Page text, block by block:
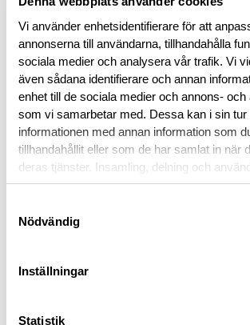
Vi använder enhetsidentifierare för att
annonserna till användarna, tillhandahålla
sociala medier och analysera vår trafik. Vi
även sådana identifierare och annan
enhet till de sociala medier och annons- och
som vi samarbetar med. Dessa kan i sin tur
informationen med annan information som
tillhandahållit eller som de har samlat in när
deras tjänster. Insamling, delning och
personuppgifter kan användas för
Nödvändig
Inställningar
Statistik
BESKRIVNING
RECENSIONER
JACKOR